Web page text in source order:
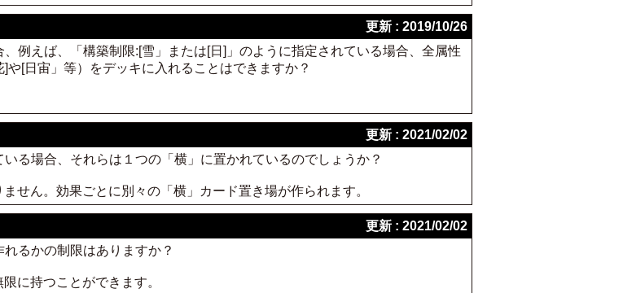
更新 : 2019/10/26
例えば、「構築制限:[雪」または[日]」のように指定されている場合、全属性
[日宙」等）をデッキに入れることはできますか？
更新 : 2021/02/02
る場合、それらは１つの「横」に置かれているのでしょうか？
せん。効果ごとに別々の「横」カード置き場が作られます。
更新 : 2021/02/02
るかの制限はありますか？
に持つことができます。